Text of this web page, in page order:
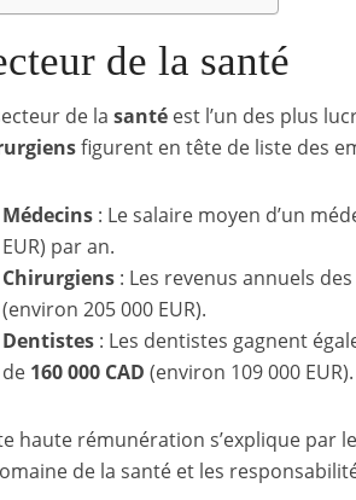
de la santé
de la santé est l’un des plus
figurent en tête de liste des
Médecins : Le salaire moyen d’un
EUR) par an.
Chirurgiens : Les revenus annuels
(environ 205 000 EUR).
Dentistes : Les dentistes gagnent
de 160 000 CAD (environ 109 000 EUR).
haute rémunération s’explique par
de la santé et les